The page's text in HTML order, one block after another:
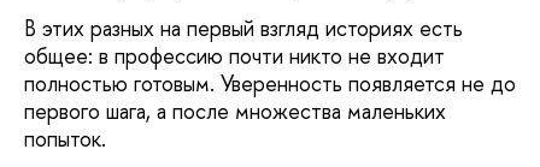
В этих разных на первый взгляд историях есть
общее: в профессию почти никто не входит
полностью готовым. Уверенность появляется не до
первого шага, а после множества маленьких
попыток.